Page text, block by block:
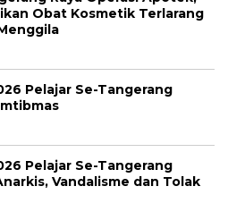
Obat Kosmetik Terlarang
Pelajar Se-Tangerang
Pelajar Se-Tangerang
Vandalisme dan Tolak